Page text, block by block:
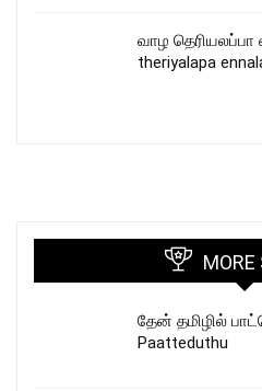
வாழ
theriyalapa
MORE
தேன் தமிழில்
Paatteduthu